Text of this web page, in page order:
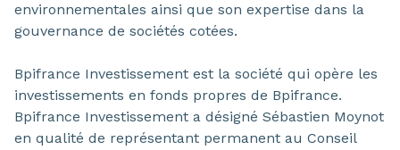
environnementales ainsi que son expertise dans la
gouvernance de sociétés cotées.
Bpifrance Investissement est la société qui opère les
investissements en fonds propres de Bpifrance.
Bpifrance Investissement a désigné Sébastien Moynot
en qualité de représentant permanent au Conseil